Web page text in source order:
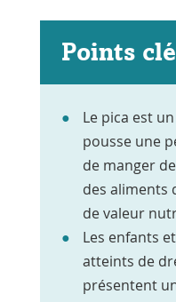
Points
Le pica est
pousse une
de manger
des aliments
de valeur
Les enfants
atteints de
présentent